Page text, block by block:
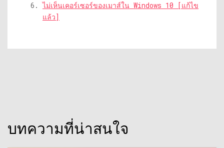
ไม่เห็นเคอร์เซอร์ของเมาส์ใน Windows 10 [แก้ไข
แล้ว]
บทความที่น่าสนใจ